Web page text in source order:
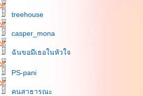
treehouse
casper_mona
ฉันขอมีเธอในหัวใจ
PS-pani
คนสาธารณะ